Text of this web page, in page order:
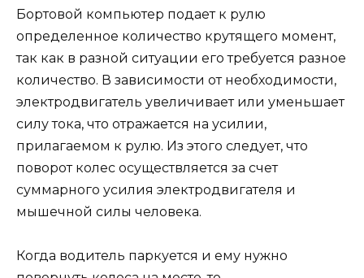
Бортовой компьютер подает к рулю
определенное количество крутящего момент,
так как в разной ситуации его требуется разное
количество. В зависимости от необходимости,
электродвигатель увеличивает или уменьшает
силу тока, что отражается на усилии,
прилагаемом к рулю. Из этого следует, что
поворот колес осуществляется за счет
суммарного усилия электродвигателя и
мышечной силы человека.
Когда водитель паркуется и ему нужно